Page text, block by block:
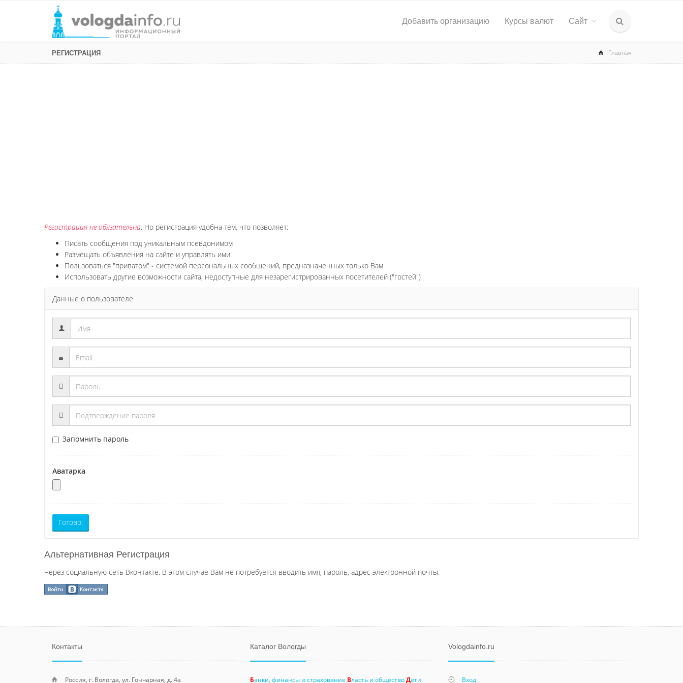
Добавить организацию Курсы валют Сайт
РЕГИСТРАЦИЯ Главная
Регистрация не обязательна. Но регистрация удобна тем, что позволяет:
Писать сообщения под уникальным псевдонимом
Размещать объявления на сайте и управлять ими
Пользоваться "приватом" - системой персональных сообщений, предназначенных только Вам
Использовать другие возможности сайта, недоступные для незарегистрированных посетителей ("гостей")
Данные о пользователе
Запомнить пароль
Аватарка
Готово!
Альтернативная Регистрация
Через социальную сеть Вконтакте. В этом случае Вам не потребуется вводить имя, пароль, адрес электронной почты.
Контакты
Россия, г. Вологда, ул. Гончарная, д. 4а
Каталог Вологды
Банки, финансы и страхование Власть и обществоДети
Vologdainfo.ru
Вход